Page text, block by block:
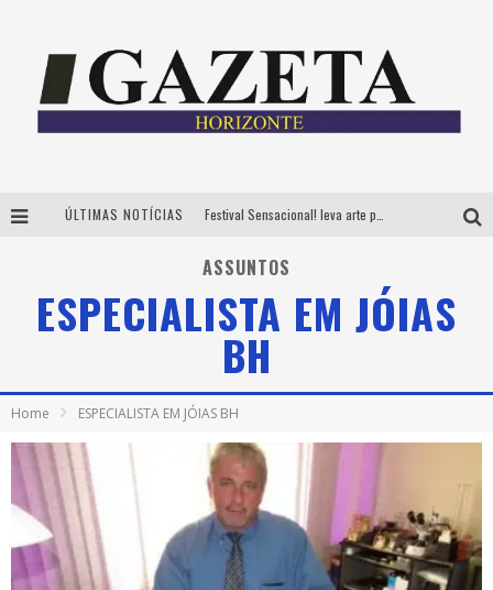
ÚLTIMAS NOTÍCIAS
Grandes shows, cenografia instagramável e resgate das tradições marcam o sucesso da 24ª edição do Forró do Givanildo
ASSUNTOS
ESPECIALISTA EM JÓIAS
BH
Home ESPECIALISTA EM JÓIAS BH